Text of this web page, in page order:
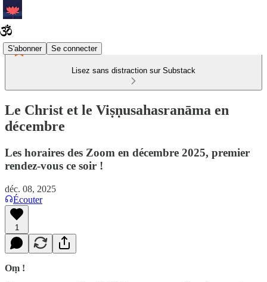
S'abonner Se connecter
Lisez sans distraction sur Substack
Le Christ et le Viṣṇusahasranāma en
décembre
Les horaires des Zoom en décembre 2025, premier
rendez-vous ce soir !
déc. 08, 2025
Écouter
1
Oṃ !